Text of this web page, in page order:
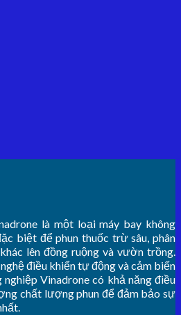
là một loại máy bay không
biệt để phun thuốc trừ sâu, phân
lên đồng ruộng và vườn trồng.
điều khiển tự động và cảm biến
nghiệp Vinadrone có khả năng điều
chất lượng phun để đảm bảo sự